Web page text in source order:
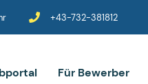
+43-732-381812
Für Bewerber